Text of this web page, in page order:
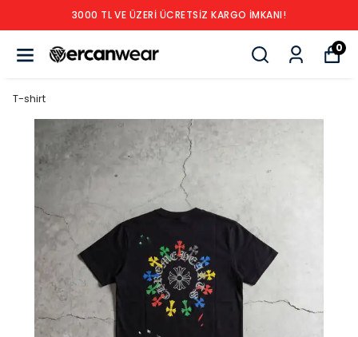
3000 TL VE ÜZERİ ÜCRETSİZ KARGO İMKANI!
0
T-shirt